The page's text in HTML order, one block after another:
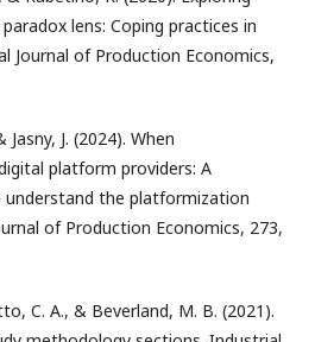
lens: Coping practices in
Journal of Production Economics,
J. (2024). When
platform providers: A
the platformization
of Production Economics, 273,
C. A., & Beverland, M. B. (2021).